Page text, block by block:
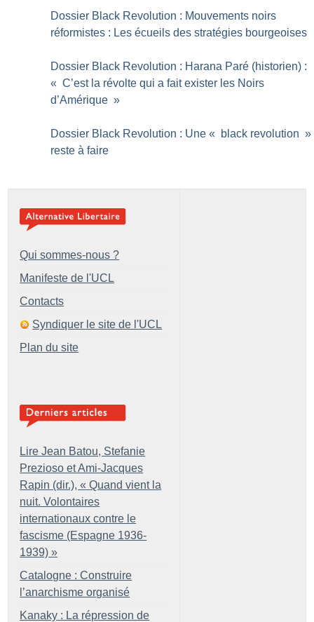
Dossier Black Revolution : Mouvements noirs
réformistes : Les écueils des stratégies bourgeoises
Dossier Black Revolution : Harana Paré (historien) :
« C’est la révolte qui a fait exister les Noirs
d’Amérique »
Dossier Black Revolution : Une « black revolution »
reste à faire
Qui sommes-nous ?
Manifeste de l'UCL
Contacts
Syndiquer le site de l'UCL
Plan du site
Lire Jean Batou, Stefanie
Prezioso et Ami-Jacques
Rapin (dir.), « Quand vient la
nuit. Volontaires
internationaux contre le
fascisme (Espagne 1936-
1939) »
Catalogne : Construire
l’anarchisme organisé
Kanaky : La répression de